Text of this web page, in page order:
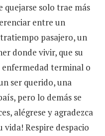
quejarse solo trae más
entre un
pasajero, un
donde vivir, que su
enfermedad terminal o
ser querido, una
pero lo demás se
alégrese y agradezca
Respire despacio